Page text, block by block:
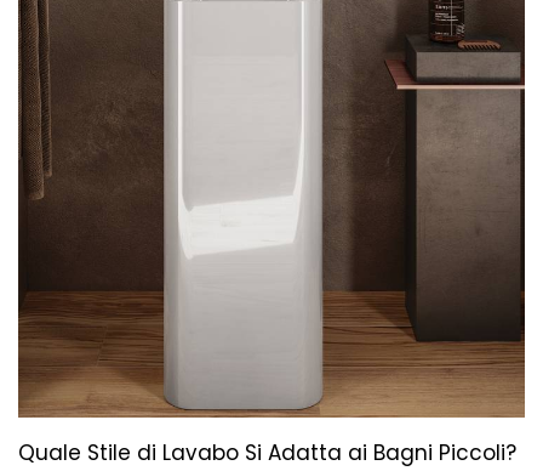
Quale Stile di Lavabo Si Adatta ai Bagni Piccoli?